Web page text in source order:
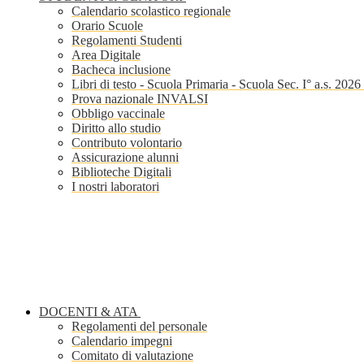
Calendario scolastico regionale
Orario Scuole
Regolamenti Studenti
Area Digitale
Bacheca inclusione
Libri di testo - Scuola Primaria - Scuola Sec. I° a.s. 2026
Prova nazionale INVALSI
Obbligo vaccinale
Diritto allo studio
Contributo volontario
Assicurazione alunni
Biblioteche Digitali
I nostri laboratori
DOCENTI & ATA
Regolamenti del personale
Calendario impegni
Comitato di valutazione